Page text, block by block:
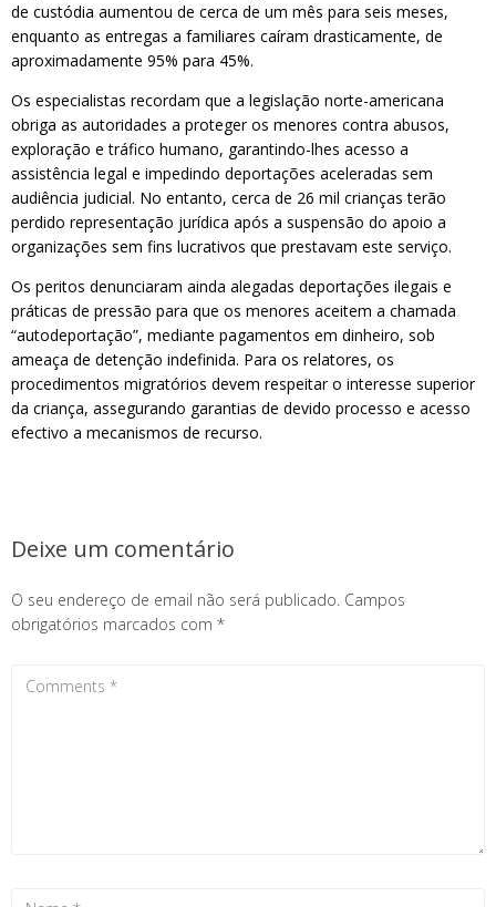
de custódia aumentou de cerca de um mês para seis meses,
enquanto as entregas a familiares caíram drasticamente, de
aproximadamente 95% para 45%.
Os especialistas recordam que a legislação norte-americana
obriga as autoridades a proteger os menores contra abusos,
exploração e tráfico humano, garantindo-lhes acesso a
assistência legal e impedindo deportações aceleradas sem
audiência judicial. No entanto, cerca de 26 mil crianças terão
perdido representação jurídica após a suspensão do apoio a
organizações sem fins lucrativos que prestavam este serviço.
Os peritos denunciaram ainda alegadas deportações ilegais e
práticas de pressão para que os menores aceitem a chamada
“autodeportação”, mediante pagamentos em dinheiro, sob
ameaça de detenção indefinida. Para os relatores, os
procedimentos migratórios devem respeitar o interesse superior
da criança, assegurando garantias de devido processo e acesso
efectivo a mecanismos de recurso.
Deixe um comentário
O seu endereço de email não será publicado. Campos
obrigatórios marcados com *